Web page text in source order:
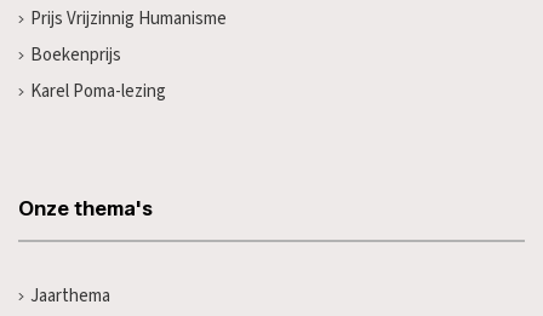
Prijs Vrijzinnig Humanisme
Boekenprijs
Karel Poma-lezing
Onze thema's
Jaarthema